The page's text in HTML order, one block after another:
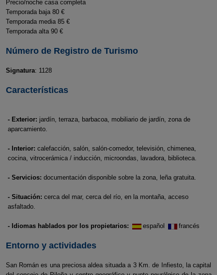
Precio/noche casa completa
Temporada baja 80 €
Temporada media 85 €
Temporada alta 90 €
Número de Registro de Turismo
Signatura: 1128
Características
- Exterior: jardín, terraza, barbacoa, mobiliario de jardín, zona de
aparcamiento.
- Interior: calefacción, salón, salón-comedor, televisión, chimenea,
cocina, vitrocerámica / inducción, microondas, lavadora, biblioteca.
- Servicios: documentación disponible sobre la zona, leña gratuita.
- Situación: cerca del mar, cerca del río, en la montaña, acceso
asfaltado.
- Idiomas hablados por los propietarios: español francés
Entorno y actividades
San Román es una preciosa aldea situada a 3 Km. de Infiesto, la capital